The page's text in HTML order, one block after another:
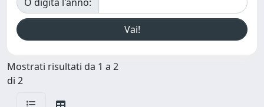
Mostrati risultati da 1 a 2
di 2